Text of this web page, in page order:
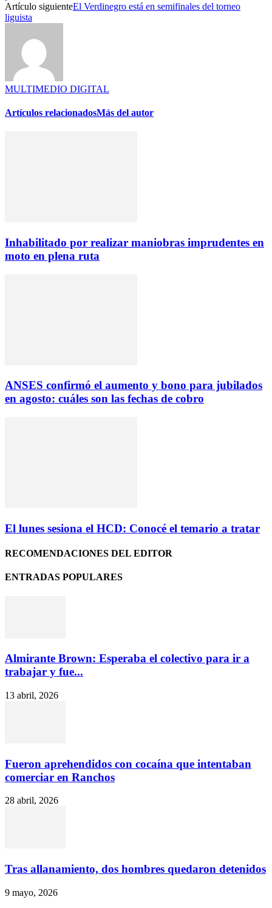
Artículo siguienteEl Verdinegro está en semifinales del torneo
liguista
MULTIMEDIO DIGITAL
Artículos relacionadosMás del autor
Inhabilitado por realizar maniobras imprudentes en
moto en plena ruta
ANSES confirmó el aumento y bono para jubilados
en agosto: cuáles son las fechas de cobro
El lunes sesiona el HCD: Conocé el temario a tratar
RECOMENDACIONES DEL EDITOR
ENTRADAS POPULARES
Almirante Brown: Esperaba el colectivo para ir a
trabajar y fue...
13 abril, 2026
Fueron aprehendidos con cocaína que intentaban
comerciar en Ranchos
28 abril, 2026
Tras allanamiento, dos hombres quedaron detenidos
9 mayo, 2026